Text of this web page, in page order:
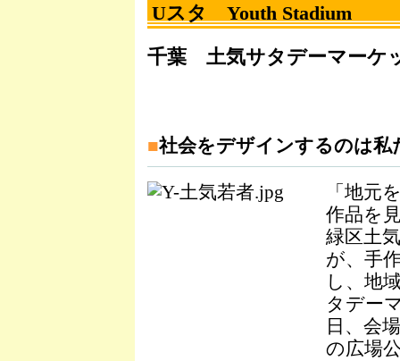
Uスタ Youth Stadium
千葉 土気サタデーマーケ
■社会をデザインするのは私
「地元
作品を
緑区土
が、手
し、地
タデー
日、会
の広場